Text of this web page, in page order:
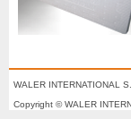
WALER
Copyright © WALER